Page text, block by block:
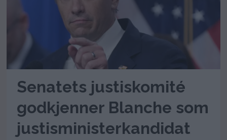
Senatets justiskomité
godkjenner Blanche som
justisministerkandidat